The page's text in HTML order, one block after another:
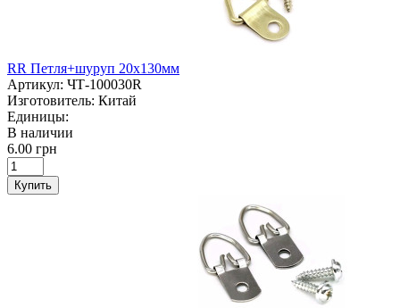
RR Петля+шуруп 20х130мм
Артикул: ЧТ-100030R
Изготовитель: Китай
Единицы:
В наличии
6.00 грн
Купить